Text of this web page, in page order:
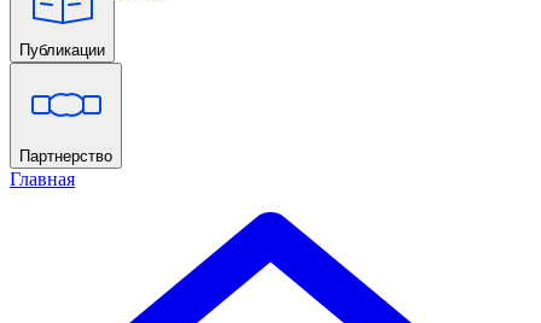
Публикации
Главная
Партнерство
Главная